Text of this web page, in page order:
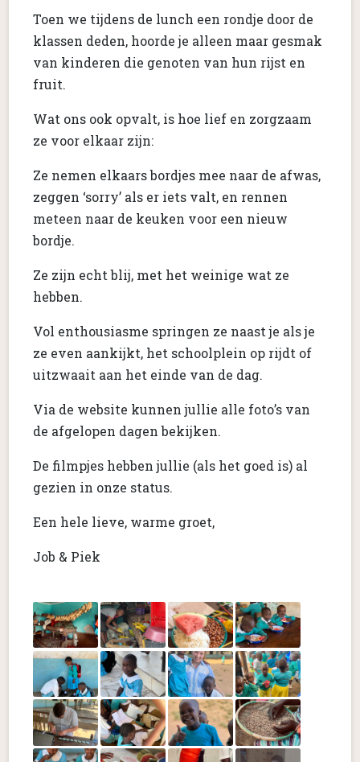
Toen we tijdens de lunch een rondje door de
klassen deden, hoorde je alleen maar gesmak
van kinderen die genoten van hun rijst en
fruit.
Wat ons ook opvalt, is hoe lief en zorgzaam
ze voor elkaar zijn:
Ze nemen elkaars bordjes mee naar de afwas,
zeggen ‘sorry’ als er iets valt, en rennen
meteen naar de keuken voor een nieuw
bordje.
Ze zijn echt blij, met het weinige wat ze
hebben.
Vol enthousiasme springen ze naast je als je
ze even aankijkt, het schoolplein op rijdt of
uitzwaait aan het einde van de dag.
Via de website kunnen jullie alle foto’s van
de afgelopen dagen bekijken.
De filmpjes hebben jullie (als het goed is) al
gezien in onze status.
Een hele lieve, warme groet,
Job & Piek